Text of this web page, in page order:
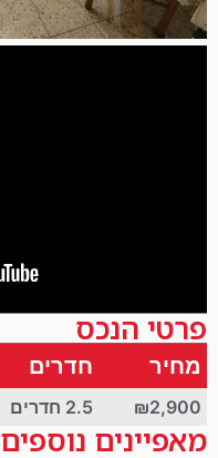
פרטי הנכס
מחיר חדרים
₪2,900 2.5 חדרים
מאפיינים נוספים